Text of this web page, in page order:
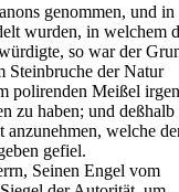
genommen, und in
wurden, in welchem
so war der
Steinbruche der Natur
polirenden Meißel
zu haben; und deßhalb
welche
gefiel.
Seinen Engel vom